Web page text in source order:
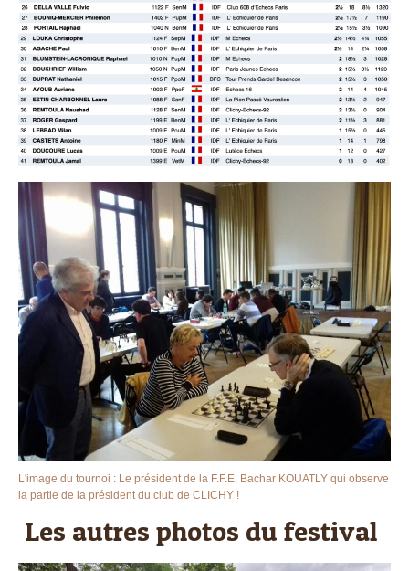
L'image du tournoi : Le président de la F.F.E. Bachar KOUATLY qui observe
la partie de la président du club de CLICHY !
Les autres photos du festival